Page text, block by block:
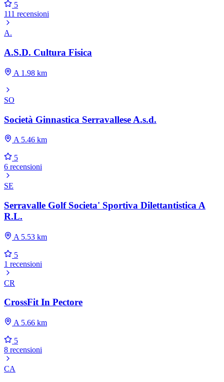
5
111 recensioni
A.
A.S.D. Cultura Fisica
A 1.98 km
SO
Società Ginnastica Serravallese A.s.d.
A 5.46 km
5
6 recensioni
SE
Serravalle Golf Societa' Sportiva Dilettantistica A
R.L.
A 5.53 km
5
1 recensioni
CR
CrossFit In Pectore
A 5.66 km
5
8 recensioni
CA